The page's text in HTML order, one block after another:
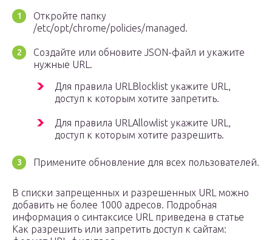
Откройте папку
/etc/opt/chrome/policies/managed.
Создайте или обновите JSON-файл и укажите
нужные URL.
Для правила URLBlocklist укажите URL,
доступ к которым хотите запретить.
Для правила URLAllowlist укажите URL,
доступ к которым хотите разрешить.
Примените обновление для всех пользователей.
В списки запрещенных и разрешенных URL можно
добавить не более 1000 адресов. Подробная
информация о синтаксисе URL приведена в статье
Как разрешить или запретить доступ к сайтам: